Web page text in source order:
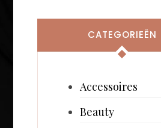
CATEGORIEËN
Accessoires
Beauty